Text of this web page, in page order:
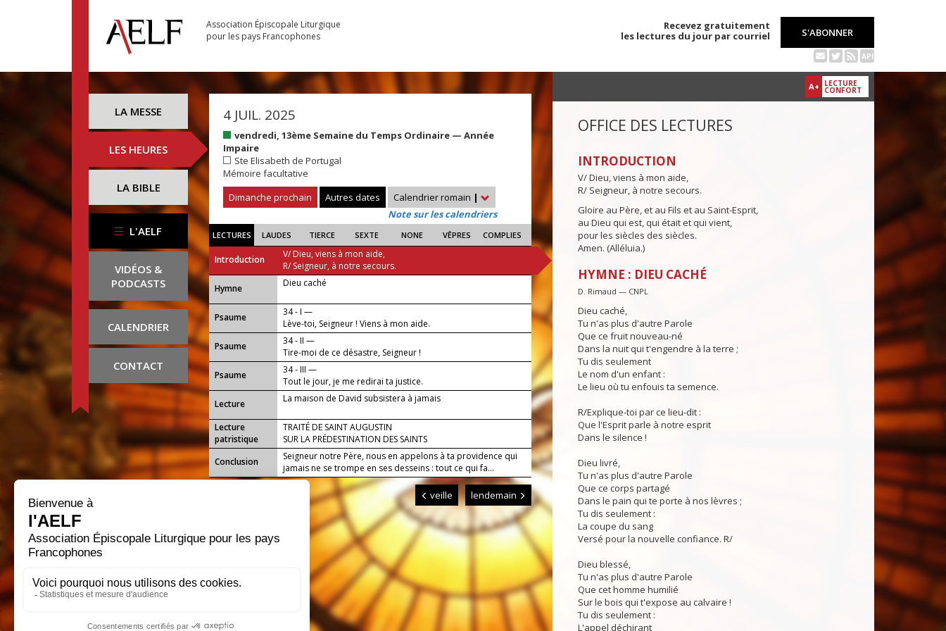
Association Épiscopale Liturgique
pour les pays Francophones
Recevez gratuitement
les lectures du jour par courriel
S'ABONNER
API
LA MESSE
LES HEURES
LA BIBLE
L'AELF
VIDÉOS &
PODCASTS
CALENDRIER
CONTACT
4 JUIL. 2025
vendredi, 13ème Semaine du Temps Ordinaire — Année
Impaire
Ste Elisabeth de Portugal
Mémoire facultative
Dimanche prochain
Autres dates Calendrier romain |
Note sur les calendriers
LECTURES LAUDES TIERCE SEXTE NONE VÊPRES COMPLIES
Introduction
V/ Dieu, viens à mon aide,
R/ Seigneur, à notre secours.
...
Hymne Dieu caché
Psaume
34 - I —
Lève-toi, Seigneur ! Viens à mon aide.
Psaume
34 - II —
Tire-moi de ce désastre, Seigneur !
Psaume
34 - III —
Tout le jour, je me redirai ta justice.
Lecture
La maison de David subsistera à jamais
Lecture
patristique
TRAITÉ DE SAINT AUGUSTIN
SUR LA PRÉDESTINATION DES SAINTS
Conclusion
Seigneur notre Père, nous en appelons à ta providence qui
jamais ne se trompe en ses desseins : tout ce qui fa...
veille lendemain
A+ LECTURE
CONFORT
OFFICE DES LECTURES
INTRODUCTION
V/ Dieu, viens à mon aide,
R/ Seigneur, à notre secours.
Gloire au Père, et au Fils et au Saint-Esprit,
au Dieu qui est, qui était et qui vient,
pour les siècles des siècles.
Amen. (Alléluia.)
HYMNE : DIEU CACHÉ
D. Rimaud — CNPL
Dieu caché,
Tu n'as plus d'autre Parole
Que ce fruit nouveau-né
Dans la nuit qui t'engendre à la terre ;
Tu dis seulement
Le nom d'un enfant :
Le lieu où tu enfouis ta semence.
R/Explique-toi par ce lieu-dit :
Que l'Esprit parle à notre esprit
Dans le silence !
Dieu livré,
Tu n'as plus d'autre Parole
Que ce corps partagé
Dans le pain qui te porte à nos lèvres ;
Tu dis seulement :
La coupe du sang
Versé pour la nouvelle confiance. R/
Dieu blessé,
Tu n'as plus d'autre Parole
Que cet homme humilié
Sur le bois qui t'expose au calvaire !
Tu dis seulement :
L'appel déchirant